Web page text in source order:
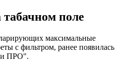
поле
максимальные
с фильтром, ранее появилась
ПРО".